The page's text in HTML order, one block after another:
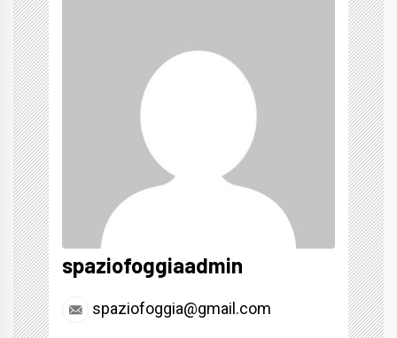
spaziofoggiaadmin
spaziofoggia@gmail.com